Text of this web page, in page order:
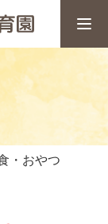
・おやつ